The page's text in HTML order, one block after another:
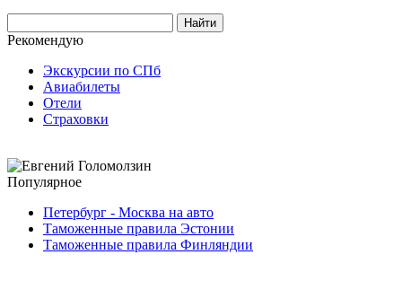
Рекомендую
Экскурсии по СПб
Авиабилеты
Отели
Страховки
Популярное
Петербург - Москва на авто
Таможенные правила Эстонии
Таможенные правила Финляндии